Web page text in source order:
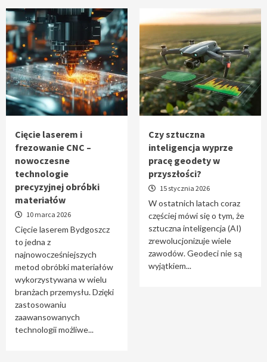
4
Czy sztuczna inteligencja wyprze pracę
geodety w przyszłości?
5
Tworzenie aplikacji internetowych – jak
powstają nowoczesne rozwiązania cyfrowe
Cięcie laserem i
frezowanie CNC –
nowoczesne
technologie
precyzyjnej obróbki
materiałów
10 marca 2026
Cięcie laserem Bydgoszcz
to jedna z
najnowocześniejszych
metod obróbki materiałów
wykorzystywana w wielu
branżach przemysłu. Dzięki
zastosowaniu
zaawansowanych
technologii możliwe...
Czy sztuczna
inteligencja wyprze
pracę geodety w
przyszłości?
15 stycznia 2026
W ostatnich latach coraz
częściej mówi się o tym, że
sztuczna inteligencja (AI)
zrewolucjonizuje wiele
zawodów. Geodeci nie są
wyjątkiem...